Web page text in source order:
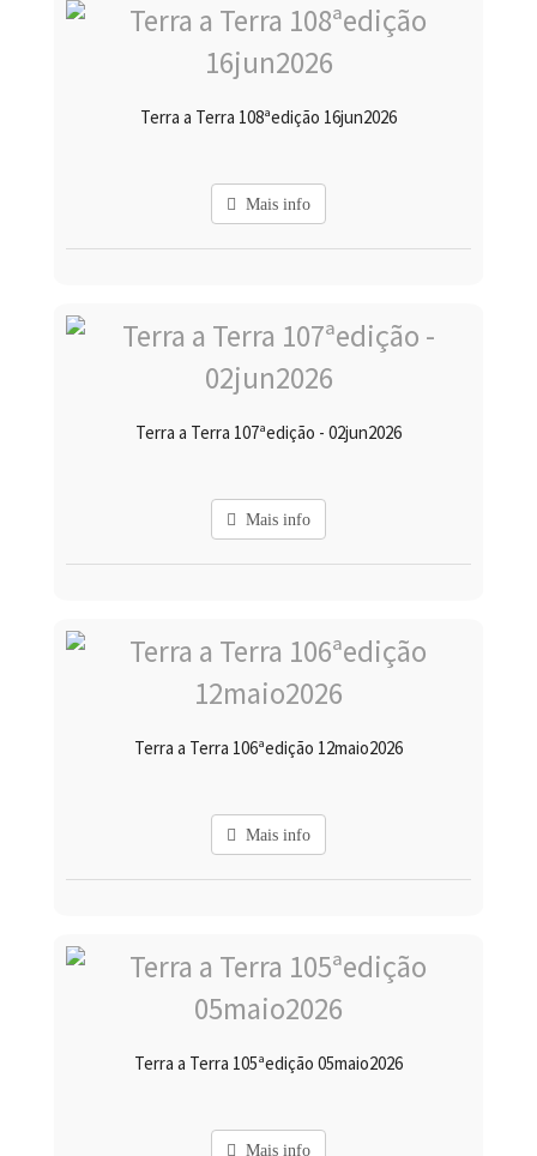
Terra a Terra 108ªedição 16jun2026
Mais info
Terra a Terra 107ªedição - 02jun2026
Mais info
Terra a Terra 106ªedição 12maio2026
Mais info
Terra a Terra 105ªedição 05maio2026
Mais info